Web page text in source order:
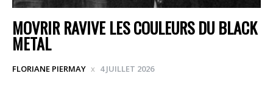
MOVRIR RAVIVE LES COULEURS DU BLACK
METAL
FLORIANE PIERMAY 4 JUILLET 2026